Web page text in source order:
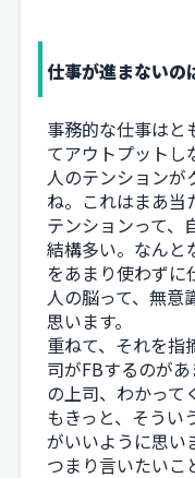
仕事が進まないの
事務的な仕事はと
てアウトプットし
人のテンションが
ね。これはまあ当
テンションって、
結構多い。なんと
をあまり使わずに
人の脳って、無意
思います。
重ねて、それを指
司がFBするのが
の上司、わかって
もきっと、そうい
がいいように思い
つまり言いたいこ